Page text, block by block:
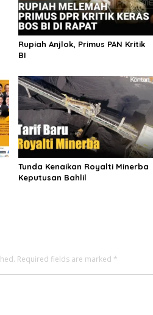
Rupiah Anjlok, Primus PAN Kritik
BI
Tunda Kenaikan Royalti Minerba
Keputusan Bahlil
Required fields are marked *